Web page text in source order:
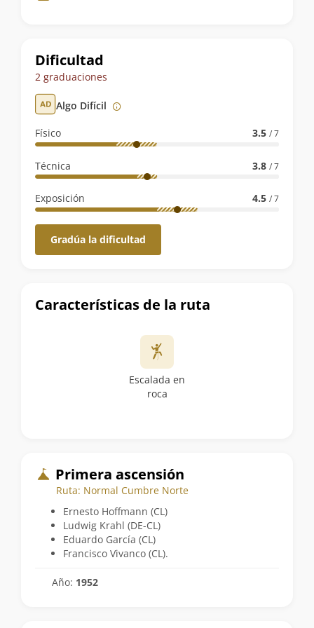
de
ruta
Dificultad
2 graduaciones
Algo Difícil
Físico 3.5 / 7
Técnica 3.8 / 7
Exposición 4.5 / 7
Gradúa la dificultad
Características de la ruta
Escalada en
roca
Primera ascensión
Ruta: Normal Cumbre Norte
Ernesto Hoffmann (CL)
Ludwig Krahl (DE-CL)
Eduardo García (CL)
Francisco Vivanco (CL).
Año: 1952